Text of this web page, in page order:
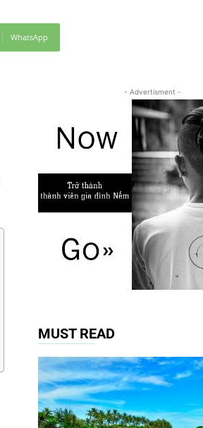
WhatsApp
- Advertisment -
MUST READ